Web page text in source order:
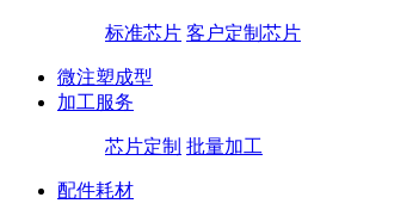
标准芯片 客户定制芯片
微注塑成型
加工服务
芯片定制 批量加工
配件耗材